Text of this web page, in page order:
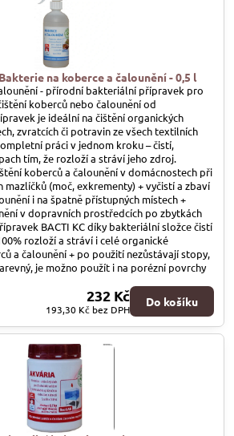
na koberce a čalounění - 0,5 l
- přírodní bakteriální přípravek pro
koberců nebo čalounění od
je ideální na čištění organických
zvratcích či potravin ze všech textilních
práci v jednom kroku – čistí,
tím, že rozloží a stráví jeho zdroj.
koberců a čalounění v domácnostech při
mazlíčků (moč, exkrementy) + vyčistí a zbaví
i na špatně přístupných místech +
v dopravních prostředcích po zbytkách
BACTI KC díky bakteriální složce čistí
rozloží a stráví i celé organické
a čalounění + po použití nezůstávají stopy,
je možno použít i na porézní povrchy
232 Kč
193,30 Kč bez DPH
Do košíku